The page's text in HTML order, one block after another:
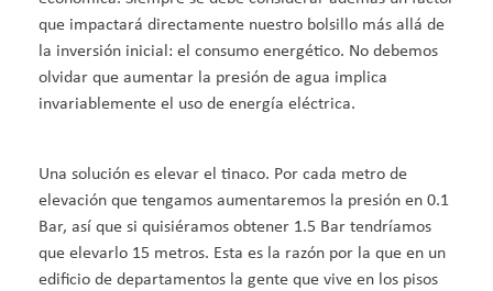
que impactará directamente nuestro bolsillo más allá de
la inversión inicial: el consumo energético. No debemos
olvidar que aumentar la presión de agua implica
invariablemente el uso de energía eléctrica.
Una solución es elevar el tinaco. Por cada metro de
elevación que tengamos aumentaremos la presión en 0.1
Bar, así que si quisiéramos obtener 1.5 Bar tendríamos
que elevarlo 15 metros. Esta es la razón por la que en un
edificio de departamentos la gente que vive en los pisos